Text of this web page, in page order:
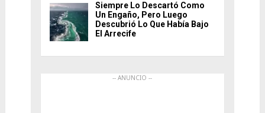
Siempre Lo Descartó Como
Un Engaño, Pero Luego
Descubrió Lo Que Había Bajo
El Arrecife